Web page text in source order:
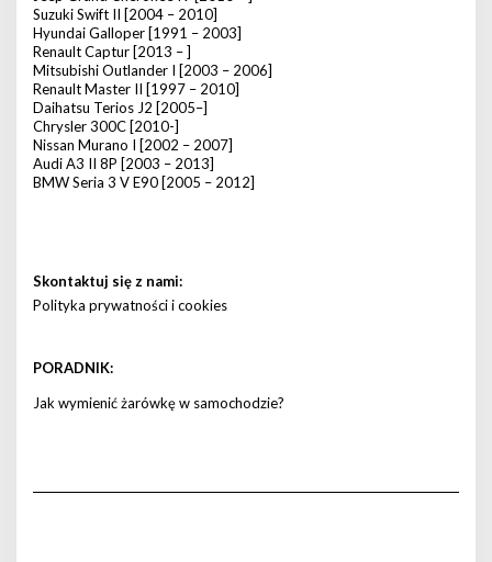
Suzuki Swift II [2004 – 2010]
Hyundai Galloper [1991 – 2003]
Renault Captur [2013 – ]
Mitsubishi Outlander I [2003 – 2006]
Renault Master II [1997 – 2010]
Daihatsu Terios J2 [2005–]
Chrysler 300C [2010-]
Nissan Murano I [2002 – 2007]
Audi A3 II 8P [2003 – 2013]
BMW Seria 3 V E90 [2005 – 2012]
Skontaktuj się z nami:
Polityka prywatności i cookies
PORADNIK:
Jak wymienić żarówkę w samochodzie?